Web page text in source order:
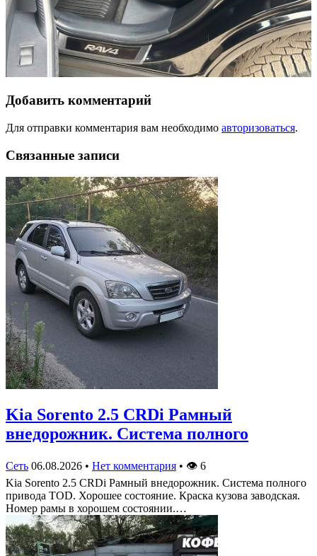
Добавить комментарий
Для отправки комментария вам необходимо авторизоваться.
Связанные записи
Kia Sorento 2.5 CRDi Рамный
внедорожник. Система полного
Сеть 06.08.2026 • Нет комментария • 👁 6
Kia Sorento 2.5 CRDi Рамный внедорожник. Система полного
привода TOD. Хорошее состояние. Краска кузова заводская.
Номер рамы в хорошем состоянии.…